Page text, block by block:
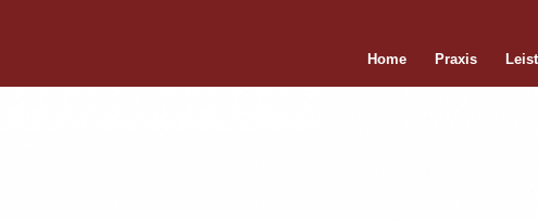
Home Praxis